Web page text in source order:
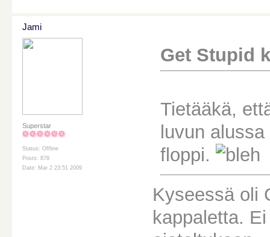
Jami
Superstar
Status: Offline
Posts: 878
Date: Mar 2 23:51 2009
Get Stupid
Tietääkä,
luvun
floppi.
Kyseessä oli
kappaletta.